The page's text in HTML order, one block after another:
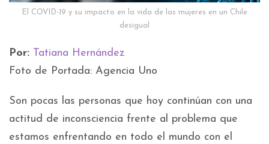
El COVID-19 y su impacto en la vida de las mujeres en un Chile
desigual
Por: Tatiana Hernández
Foto de Portada: Agencia Uno
Son pocas las personas que hoy continúan con una
actitud de inconsciencia frente al problema que
estamos enfrentando en todo el mundo con el